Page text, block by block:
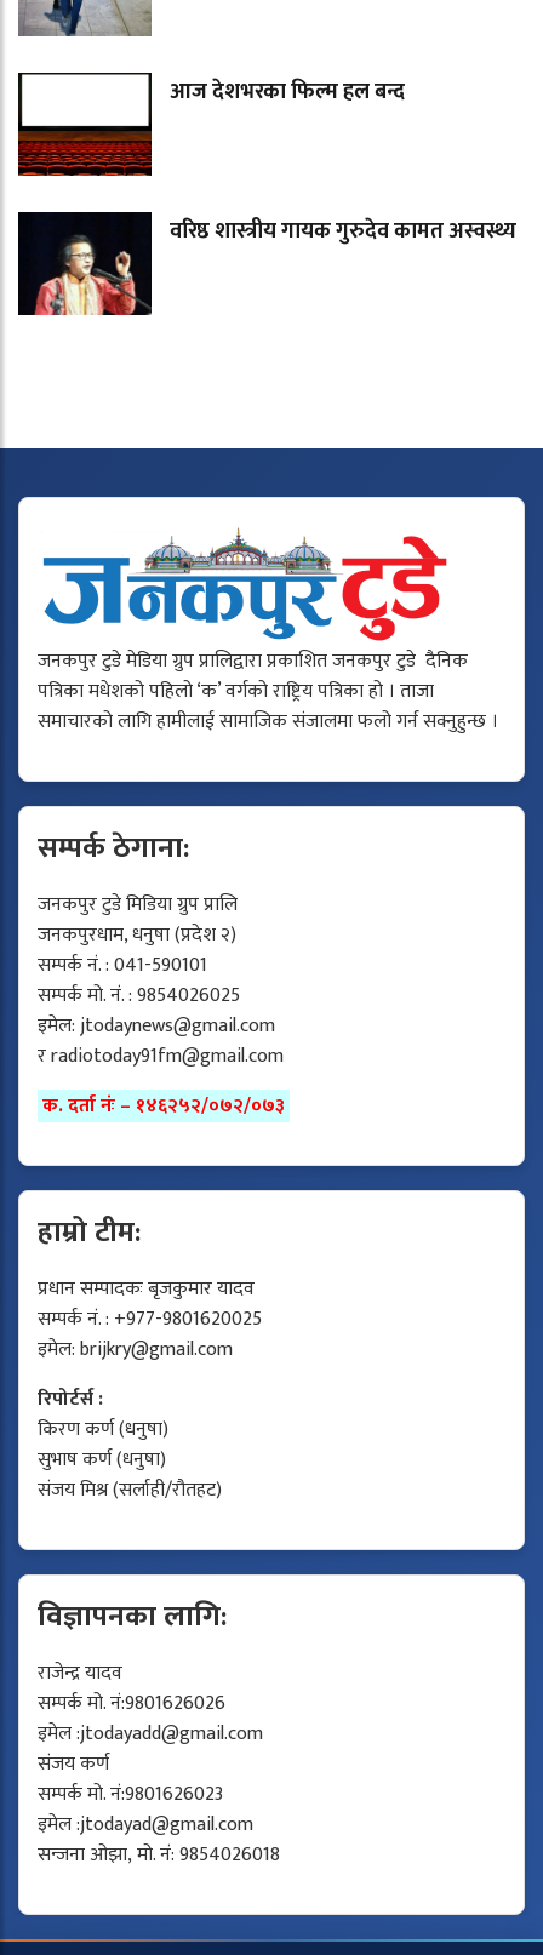
आज देशभरका फिल्म हल बन्द
वरिष्ठ शास्त्रीय गायक गुरुदेव कामत अस्वस्थ्य
जनकपुर टुडे मेडिया ग्रुप प्रालिद्वारा प्रकाशित जनकपुर टुडे दैनिक
पत्रिका मधेशको पहिलो ‘क’ वर्गको राष्ट्रिय पत्रिका हो । ताजा
समाचारको लागि हामीलाई सामाजिक संजालमा फलो गर्न सक्नुहुन्छ ।
सम्पर्क ठेगाना:
जनकपुर टुडे मिडिया ग्रुप प्रालि
जनकपुरधाम, धनुषा (प्रदेश २)
सम्पर्क नं. : 041-590101
सम्पर्क मो. नं. : 9854026025
इमेल:jtodaynews@gmail.com
रradiotoday91fm@gmail.com
क. दर्ता नंः – १४६२५२/०७२/०७३
हाम्रो टीम:
प्रधान सम्पादकः बृजकुमार यादव
सम्पर्क नं. : +977-9801620025
इमेल:brijkry@gmail.com
रिपोर्टर्स :
किरण कर्ण (धनुषा)
सुभाष कर्ण (धनुषा)
संजय मिश्र (सर्लाही/रौतहट)
विज्ञापनका लागि:
राजेन्द्र यादव
सम्पर्क मो. नं:9801626026
इमेल :jtodayadd@gmail.com
संजय कर्ण
सम्पर्क मो. नं:9801626023
इमेल :jtodayad@gmail.com
सन्जना ओझा, मो. नं: 9854026018